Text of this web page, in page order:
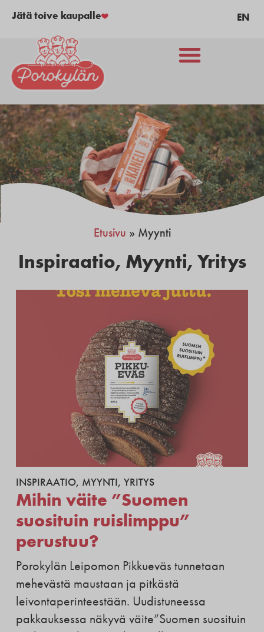
Jätä toive kaupalle EN
Etusivu » Myynti
Inspiraatio, Myynti, Yritys
INSPIRAATIO, MYYNTI, YRITYS
Mihin väite ”Suomen
suosituin ruislimppu”
perustuu?
Porokylän Leipomon Pikkueväs tunnetaan
mehevästä maustaan ja pitkästä
leivontaperinteestään. Uudistuneessa
pakkauksessa näkyvä väite”Suomen suosituin